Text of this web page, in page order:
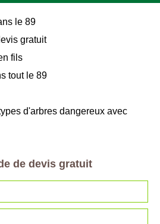
le 89
gratuit
fils
tout le 89
d'arbres dangereux avec
de devis gratuit